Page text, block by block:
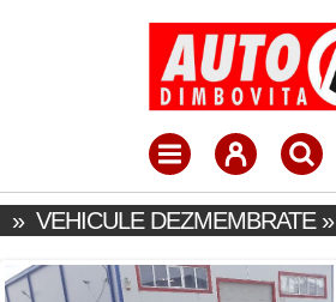
» VEHICULE DEZMEMBRATE»